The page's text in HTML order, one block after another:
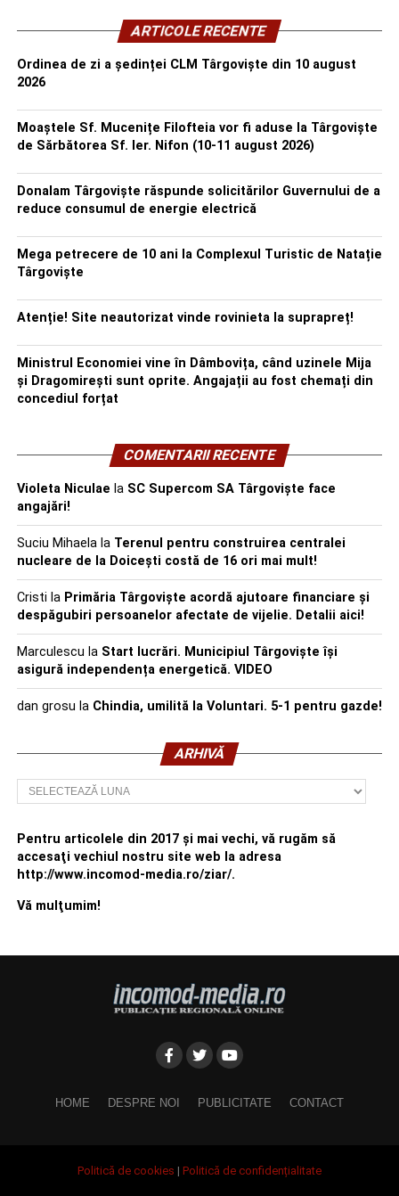
ARTICOLE RECENTE
Ordinea de zi a ședinței CLM Târgoviște din 10 august
2026
Moaștele Sf. Mucenițe Filofteia vor fi aduse la Târgoviște
de Sărbătorea Sf. Ier. Nifon (10-11 august 2026)
Donalam Târgoviște răspunde solicitărilor Guvernului de a
reduce consumul de energie electrică
Mega petrecere de 10 ani la Complexul Turistic de Natație
Târgoviște
Atenție! Site neautorizat vinde rovinieta la suprapreț!
Ministrul Economiei vine în Dâmbovița, când uzinele Mija
și Dragomirești sunt oprite. Angajații au fost chemați din
concediul forțat
COMENTARII RECENTE
Violeta Niculae la SC Supercom SA Târgoviște face
angajări!
Suciu Mihaelala Terenul pentru construirea centralei
nucleare de la Doicești costă de 16 ori mai mult!
Cristi la Primăria Târgoviște acordă ajutoare financiare și
despăgubiri persoanelor afectate de vijelie. Detalii aici!
Marculescu la Start lucrări. Municipiul Târgoviște își
asigură independența energetică. VIDEO
dan grosu la Chindia, umilită la Voluntari. 5-1 pentru gazde!
ARHIVĂ
Arhivă
Pentru articolele din 2017 şi mai vechi, vă rugăm să
accesaţi vechiul nostru site web la adresa
http://www.incomod-media.ro/ziar/.
Vă mulţumim!
HOME DESPRE NOI PUBLICITATE CONTACT
Politică de cookies | Politică de confidențialitate